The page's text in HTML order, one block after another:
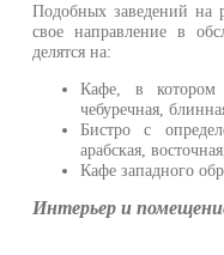
Подобных заведений на
свое направление в
делятся на:
Кафе, в котором
чебуречная,
Бистро с
арабская,
Кафе западного
Интерьер и